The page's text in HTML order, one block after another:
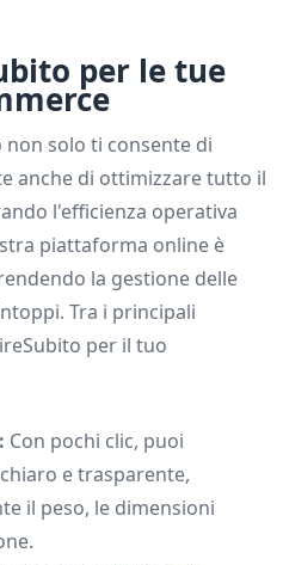
per le tue
non solo ti consente di
anche di ottimizzare tutto il
l'efficienza operativa
piattaforma online è
la gestione delle
Tra i principali
per il tuo
Con pochi clic, puoi
e trasparente,
il peso, le dimensioni